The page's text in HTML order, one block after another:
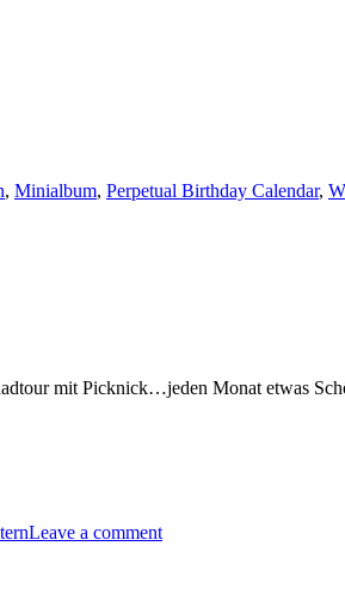
, Minialbum, Perpetual Birthday Calendar,
mit Picknick…jeden Monat etwas
Leave a comment